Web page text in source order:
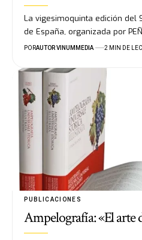
La vigesimoquinta edición del
de España, organizada por
PORAUTOR VINUMMEDIA 2 MIN DE
PUBLICACIONES
Ampelografía: «El arte